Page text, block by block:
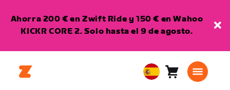
Ahorra 200 € en Zwift Ride y 150 € en Wahoo
KICKR CORE 2. Solo hasta el 9 de agosto.
EuropeanCarro0